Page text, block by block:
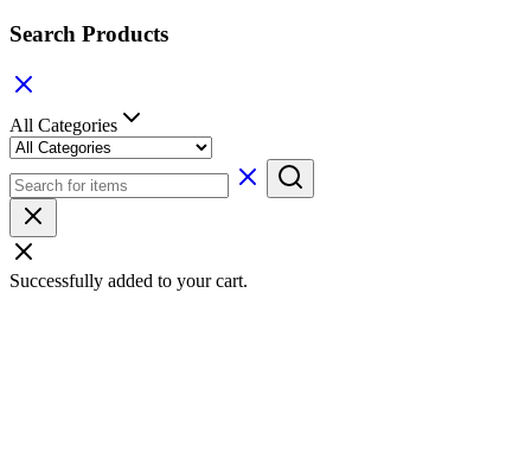
Search Products
All Categories
Successfully added to your cart.